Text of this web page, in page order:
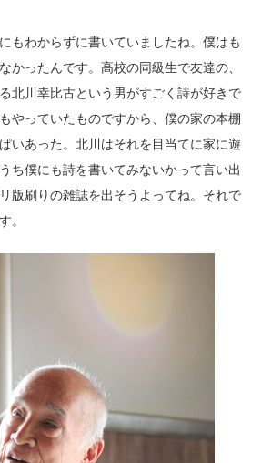
もわからずに書いていましたね。僕はも
かったんです。高校の同級生で友達の、
北川幸比古という男がすごく詩が好きで
やっていたものですから、僕の家の本棚
いあった。北川はそれを目当てに家に遊
ち僕にも詩を書いてみないかって言い出
版刷りの雑誌を出そうよってね。それで
。